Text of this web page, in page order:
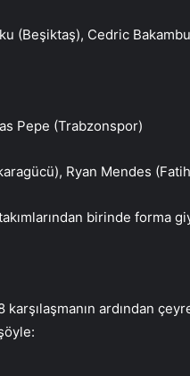
(Beşiktaş), Cedric
Pepe (Trabzonspor)
Ryan Mendes
birinde forma
ardından